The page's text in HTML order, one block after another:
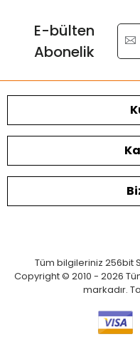
E-bülten
Abonelik
Tüm bilgileriniz 256bit
Copyright © 2010 - 2026
markadır.